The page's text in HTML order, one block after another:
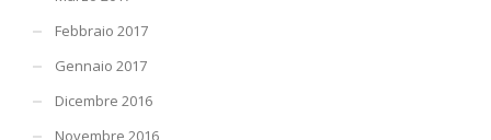
Febbraio 2017
Gennaio 2017
Dicembre 2016
Novembre 2016